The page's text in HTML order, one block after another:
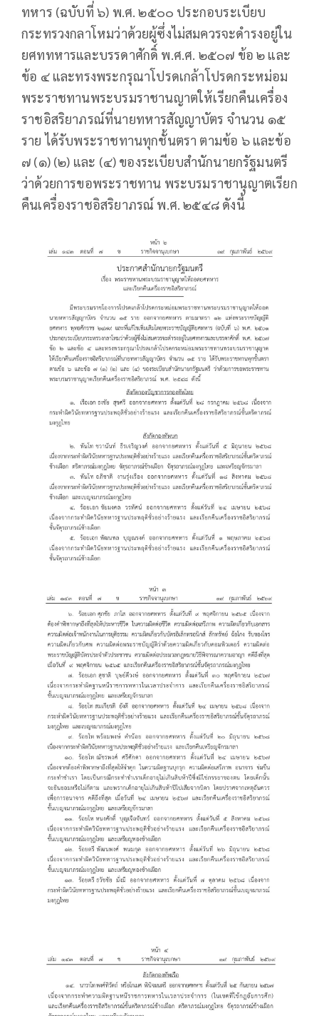
ทหาร (ฉบับที่ ๖) พ.ศ. ๒๕๐๐ ประกอบระเบียบ
กระทรวงกลาโหมว่าด้วยผู้ซึ่งไม่สมควรจะดำรงอยู่ใน
ยศททหารและบรรดาศักดิ์ พ.ศ.ศ. ๒๕๐๗ ข้อ ๒ และ
ข้อ ๔ และทรงพระกรุณาโปรดเกล้าโปรดกระหม่อม
พระราชทานพระบรมราชานญาตให้เรียกคืนเครื่อง
ราชอิสริยาภรณ์ที่นายทหารสัญญาบัตร จำนวน ๑๕
ราย ได้รับพระราชทานทุกชั้นตรา ตามข้อ ๖ และข้อ
๗ (๑) (๒) และ (๔) ของระเบียบสำนักนายกรัฐมนตรี
ว่าด้วยการขอพระราชทาน พระบรมราชานุญาตเรียก
คืนเครื่องราชอิสริยาภรณ์ พ.ศ. ๒๕๔๘ ดังนี้